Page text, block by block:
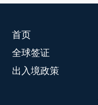
首页
全球签证
出入境政策